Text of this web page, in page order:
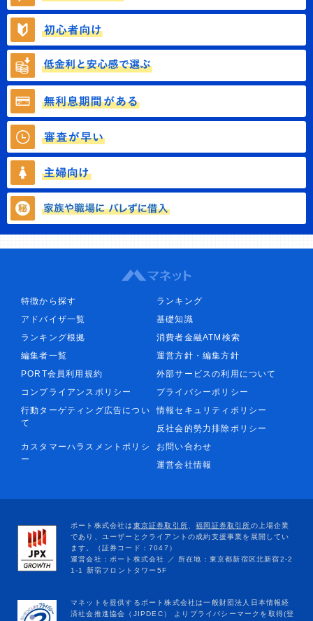
特徴から探す
ランキング
アドバイザ一覧
基礎知識
ランキング根拠
消費者金融ATM検索
編集者一覧
運営方針・編集方針
PORT会員利用規約
外部サービスの利用について
コンプライアンスポリシー
プライバシーポリシー
行動ターゲティング広告につい
て
情報セキュリティポリシー
反社会的勢力排除ポリシー
カスタマーハラスメントポリシ
ー
お問い合わせ
運営会社情報